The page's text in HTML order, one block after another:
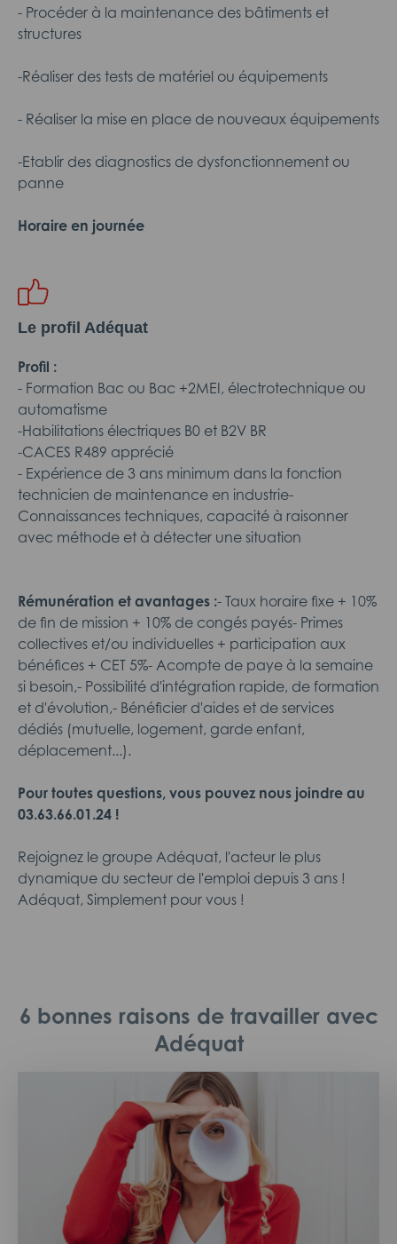
- Procéder à la maintenance des bâtiments et
structures
-Réaliser des tests de matériel ou équipements
- Réaliser la mise en place de nouveaux équipements
-Etablir des diagnostics de dysfonctionnement ou
panne
Horaire en journée
Le profil Adéquat
Profil :
- Formation Bac ou Bac +2MEI, électrotechnique ou
automatisme
-Habilitations électriques B0 et B2V BR
-CACES R489 apprécié
- Expérience de 3 ans minimum dans la fonction
technicien de maintenance en industrie-
Connaissances techniques, capacité à raisonner
avec méthode et à détecter une situation
Rémunération et avantages :- Taux horaire fixe + 10%
de fin de mission + 10% de congés payés- Primes
collectives et/ou individuelles + participation aux
bénéfices + CET 5%- Acompte de paye à la semaine
si besoin,- Possibilité d'intégration rapide, de formation
et d'évolution,- Bénéficier d'aides et de services
dédiés (mutuelle, logement, garde enfant,
déplacement...).
Pour toutes questions, vous pouvez nous joindre au
03.63.66.01.24 !
Rejoignez le groupe Adéquat, l'acteur le plus
dynamique du secteur de l'emploi depuis 3 ans !
Adéquat, Simplement pour vous !
6 bonnes raisons de travailler avec
Adéquat